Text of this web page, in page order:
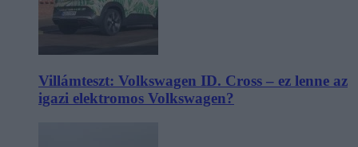
Villámteszt: Volkswagen ID. Cross – ez lenne az
igazi elektromos Volkswagen?